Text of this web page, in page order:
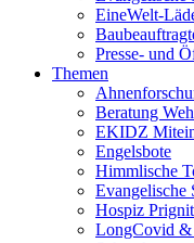
EineWelt-
Presse- und
Themen
Beratung
EKIDZ
Engelsbote
Himmlische
Evangelische
Hospiz
LongCovid